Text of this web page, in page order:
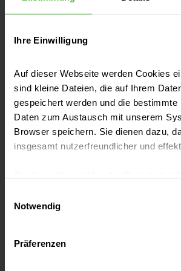
Ihre Einwilligung
Auf dieser Webseite werden Cookies
sind kleine Dateien, die auf Ihrem
gespeichert werden und die bestimmte
Daten zum Austausch mit unserem
Browser speichern. Sie dienen dazu,
insgesamt nutzerfreundlicher und
eingesetzt werden.
Es steht Ihnen frei, unsere Seite mit
Cookies zu benutzen, eine individuelle
Notwendig
Präferenzen
Moderne Medizin mit langer
Unser Klinikum der
mehr als 50 Fachbereichen,
Instituten liegt am grünen